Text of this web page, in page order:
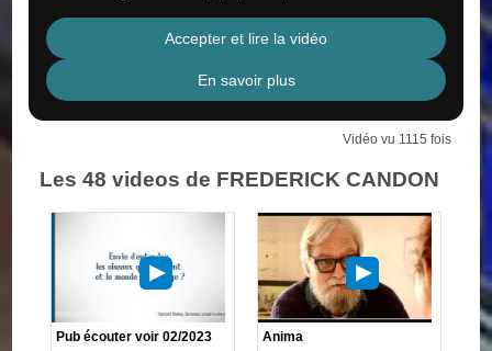
Accepter et lire la vidéo
En savoir plus
Vidéo vu 1115 fois
Les 48 videos de FREDERICK CANDON
Pub écouter voir 02/2023 Anima